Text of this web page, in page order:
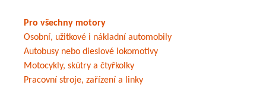
Pro všechny motory
Osobní, užitkové i nákladní automobily
Autobusy nebo dieslové lokomotivy
Motocykly, skútry a čtyřkolky
Pracovní stroje, zařízení a linky